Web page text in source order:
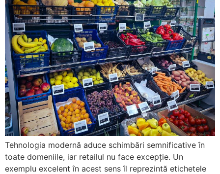
Tehnologia modernă aduce schimbări semnificative în
toate domeniile, iar retailul nu face excepție. Un
exemplu excelent în acest sens îl reprezintă etichetele